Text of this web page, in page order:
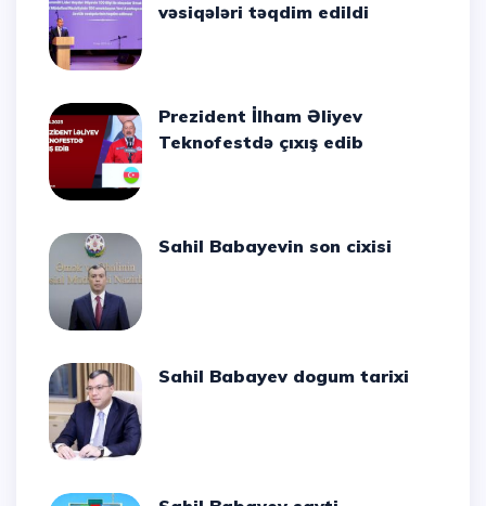
vəsiqələri təqdim edildi
Prezident İlham Əliyev
Teknofestdə çıxış edib
Sahil Babayevin son cixisi
Sahil Babayev dogum tarixi